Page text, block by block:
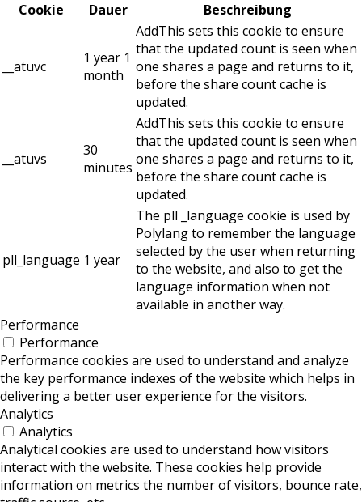
Cookie
Dauer Beschreibung
__atuvc
1 year 1
month
AddThis sets this cookie to ensure
that the updated count is seen when
one shares a page and returns to it,
before the share count cache is
updated.
__atuvs
30
minutes
AddThis sets this cookie to ensure
that the updated count is seen when
one shares a page and returns to it,
before the share count cache is
updated.
pll_language 1 year
The pll _language cookie is used by
Polylang to remember the language
selected by the user when returning
to the website, and also to get the
language information when not
available in another way.
Performance
Performance
Performance cookies are used to understand and analyze
the key performance indexes of the website which helps in
delivering a better user experience for the visitors.
Analytics
Analytics
Analytical cookies are used to understand how visitors
interact with the website. These cookies help provide
information on metrics the number of visitors, bounce rate,